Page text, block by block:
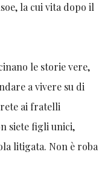
la cui vita dopo il
le storie vere,
a vivere su di
ai fratelli
siete figli unici,
litigata. Non è roba